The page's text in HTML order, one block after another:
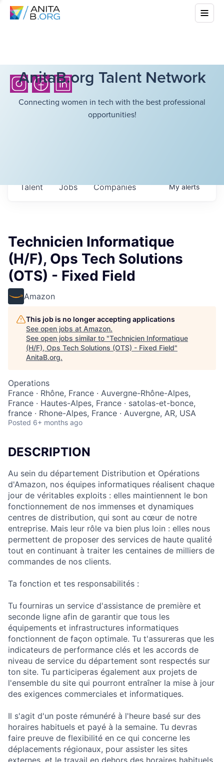
AnitaB.org Talent Network
Connecting women in tech with the best professional
opportunities!
Jobs Companies
Talent Myalerts
Technicien Informatique
(H/F), Ops Tech Solutions
(OTS) - Fixed Field
Amazon
This job is no longer accepting applications
See open jobs at Amazon.
See open jobs similar to "Technicien Informatique
(H/F), Ops Tech Solutions (OTS) - Fixed Field"
AnitaB.org.
Operations
France · Rhône, France · Auvergne-Rhône-Alpes,
France · Hautes-Alpes, France · satolas-et-bonce,
france · Rhone-Alpes, France · Auvergne, AR, USA
Posted 6+ months ago
DESCRIPTION
Au sein du département Distribution et Opérations
d'Amazon, nos équipes informatiques réalisent chaque
jour de véritables exploits : elles maintiennent le bon
fonctionnement de nos immenses et dynamiques
centres de distribution, qui sont au cœur de notre
entreprise. Mais leur rôle va bien plus loin : elles nous
permettent de proposer des services de haute qualité
tout en continuant à traiter les centaines de milliers de
commandes de nos clients.
Ta fonction et tes responsabilités :
Tu fourniras un service d'assistance de première et
seconde ligne afin de garantir que tous les
équipements et infrastructures informatiques
fonctionnent de façon optimale. Tu t'assureras que les
indicateurs de performance clés et les accords de
niveau de service du département sont respectés sur
ton site. Tu participeras également aux projets de
l'ensemble du site qui pourront entraîner la mise à jour
des exigences commerciales et informatiques.
Il s'agit d'un poste rémunéré à l'heure basé sur des
horaires habituels et payé à la semaine. Tu devras
faire preuve de flexibilité en ce qui concerne les
déplacements régionaux, pour assister les sites
externes, et le travail en dehors des horaires habituels